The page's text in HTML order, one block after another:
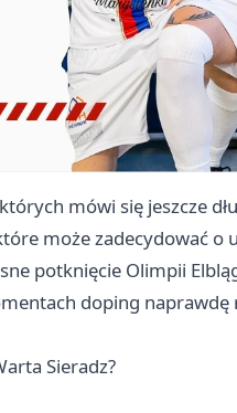
mówi się jeszcze
może zadecydować
potknięcie Olimpii
doping
Sieradz?